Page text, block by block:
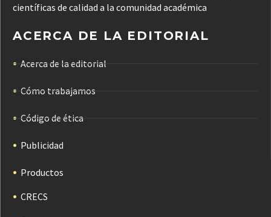
científicas de calidad a la comunidad académica
ACERCA DE LA EDITORIAL
Acerca de la editorial
Cómo trabajamos
Código de ética
Publicidad
Productos
CRECS